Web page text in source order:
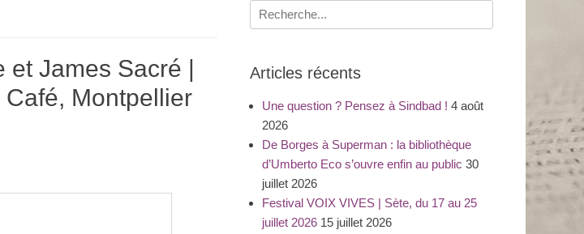
et James Sacré |
Montpellier
Recherche
pour
Articles récents
Une question ? Pensez à Sindbad ! 4 août
2026
De Borges à Superman : la bibliothèque
d’Umberto Eco s’ouvre enfin au public 30
juillet 2026
Festival VOIX VIVES | Sète, du 17 au 25
juillet 2026 15 juillet 2026